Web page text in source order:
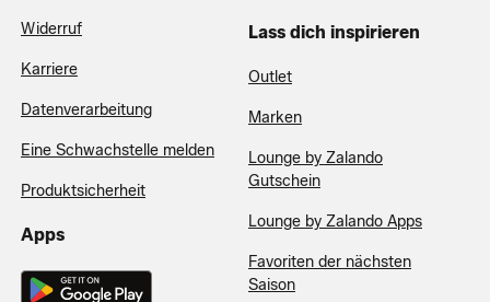
Widerruf
Karriere
Datenverarbeitung
Eine Schwachstelle melden
Produktsicherheit
Apps
Lass dich inspirieren
Outlet
Marken
Lounge by Zalando
Gutschein
Lounge by Zalando Apps
Favoriten der nächsten
Saison